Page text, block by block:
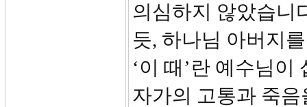
의심하지 않았습니
듯, 하나님 아버지
‘이 때’란 예수님이
자가의 고통과 죽